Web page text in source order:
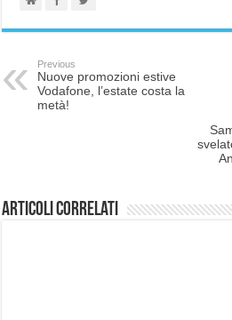
Previous
Nuove promozioni estive
Vodafone, l’estate costa la
metà!
Articoli correlati